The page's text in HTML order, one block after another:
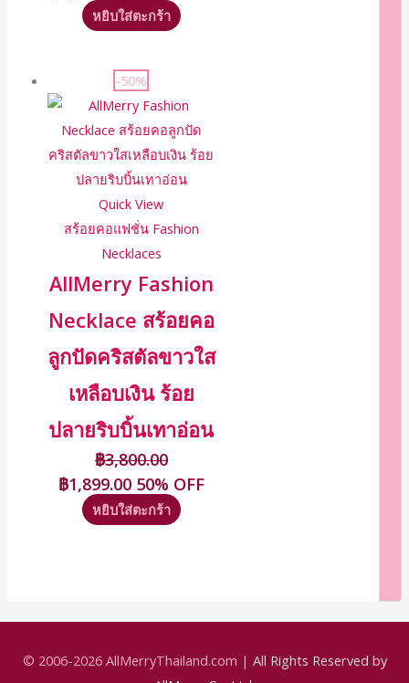
หยิบใส่ตะกร้า
-50%
Quick View
สร้อยคอแฟชั่น Fashion
Necklaces
AllMerry Fashion
Necklace สร้อยคอ
ลูกปัดคริสตัลขาวใส
เหลือบเงิน ร้อย
ปลายริบบิ้นเทาอ่อน
฿3,800.00
฿1,899.00 50% OFF
หยิบใส่ตะกร้า
© 2006-2026 AllMerryThailand.com | All Rights Reserved by